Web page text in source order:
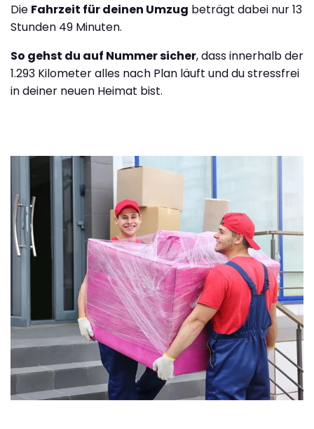
Die Fahrzeit für deinen Umzug beträgt dabei nur 13
Stunden 49 Minuten.
So gehst du auf Nummer sicher, dass innerhalb der
1.293 Kilometer alles nach Plan läuft und du stressfrei
in deiner neuen Heimat bist.